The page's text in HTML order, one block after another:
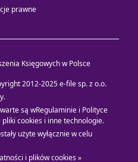
prawne
Księgowych w Polsce
2012-2025e-file sp. z o.o.
są wRegulaminie i Polityce
pliki cookies i inne technologie.
użyte wyłącznie w celu
i plików cookies »